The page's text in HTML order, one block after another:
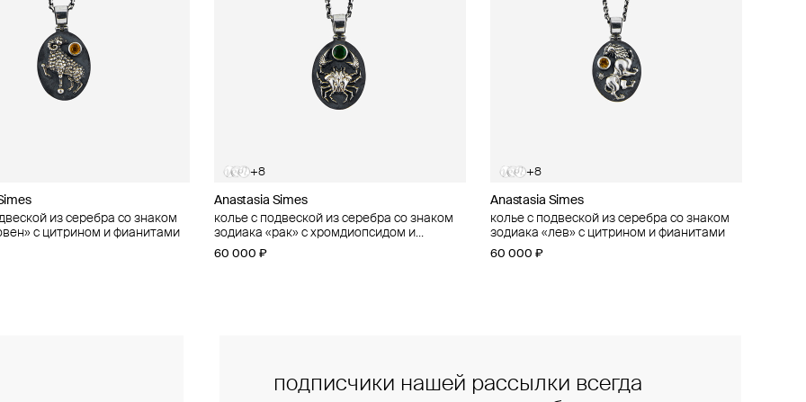
из серебра со знаком
с цитрином и фианитами
+8
Anastasia Simes
колье с подвеской из серебра со знаком
зодиака «рак» с хромдиопсидом и
фианитами
60 000 ₽
+8
Anastasia Simes
колье с подвеской из серебра со знаком
зодиака «лев» с цитрином и фианитами
60 000 ₽
из серебра со знаком
с фианитами
+8
Anastasia Simes
колье с подвеской из серебра со знаком
зодиака «телец» с цитрином и фианитами
60 000 ₽
подписчики нашей рассылки всегда